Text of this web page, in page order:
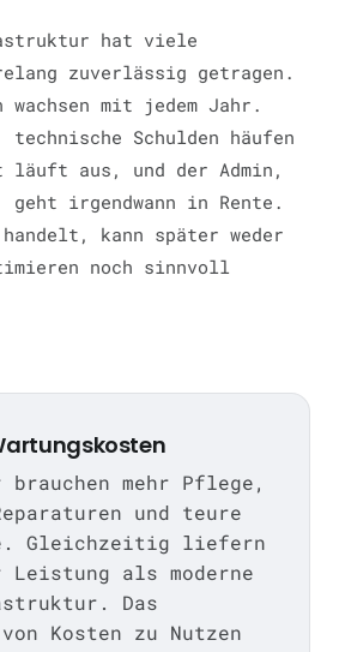
hat viele
zuverlässig getragen.
wachsen mit jedem Jahr.
Schulden häufen
läuft aus, und der Admin,
irgendwann in Rente.
kann später weder
noch sinnvoll
mehr Pflege,
und teure
Gleichzeitig liefern
Leistung als moderne
Das
Kosten zu Nutzen